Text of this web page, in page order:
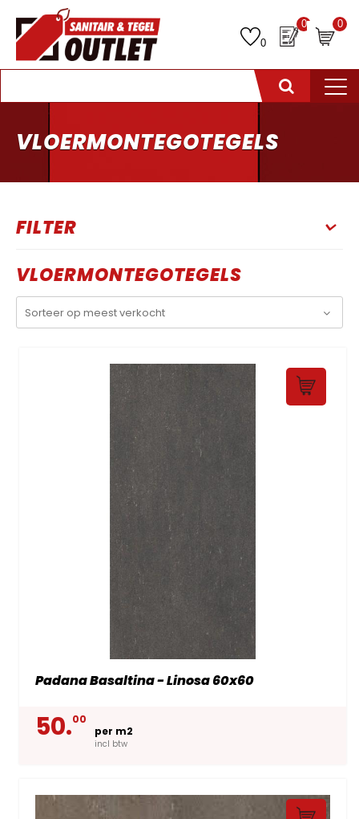
0
0 0
VLOERMONTEGOTEGELS
FILTER
VLOERMONTEGOTEGELS
Padana Basaltina - Linosa 60x60
50.00
per m2
incl btw